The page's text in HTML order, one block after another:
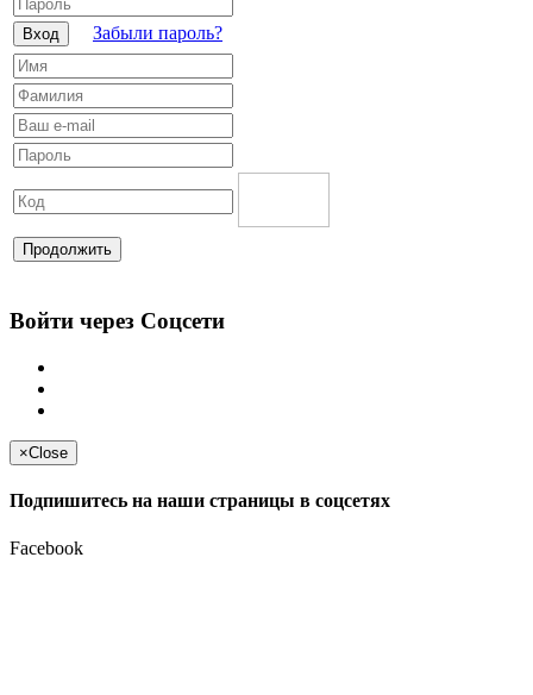
Вход Забыли пароль?
Продолжить
Войти через Соцсети
×Close
Подпишитесь на наши страницы в соцсетях
Facebook